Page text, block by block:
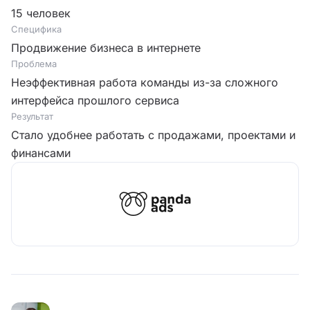
15 человек
Специфика
Продвижение бизнеса в интернете
Проблема
Неэффективная работа команды из-за сложного
интерфейса прошлого сервиса
Результат
Стало удобнее работать с продажами, проектами и
финансами